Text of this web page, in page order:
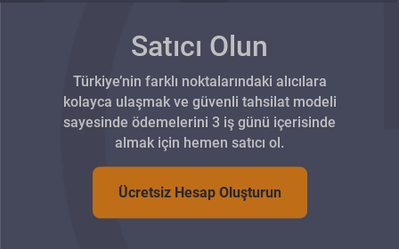
Satıcı Olun
Türkiye’nin farklı noktalarındaki alıcılara
kolayca ulaşmak ve güvenli tahsilat modeli
sayesinde ödemelerini 3 iş günü içerisinde
almak için hemen satıcı ol.
Ücretsiz Hesap Oluşturun